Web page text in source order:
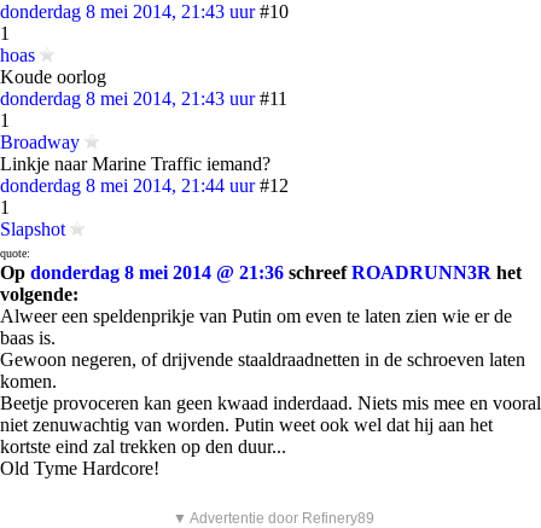
donderdag 8 mei 2014, 21:43 uur #10
1
hoas
Koude oorlog
donderdag 8 mei 2014, 21:43 uur #11
1
Broadway
Linkje naar Marine Traffic iemand?
donderdag 8 mei 2014, 21:44 uur #12
1
Slapshot
quote:
Op donderdag 8 mei 2014 @ 21:36 schreefROADRUNN3R het
volgende:
Alweer een speldenprikje van Putin om even te laten zien wie er de
baas is.
Gewoon negeren, of drijvende staaldraadnetten in de schroeven laten
komen.
Beetje provoceren kan geen kwaad inderdaad. Niets mis mee en vooral
niet zenuwachtig van worden. Putin weet ook wel dat hij aan het
kortste eind zal trekken op den duur...
Old Tyme Hardcore!
▼ Advertentie door Refinery89